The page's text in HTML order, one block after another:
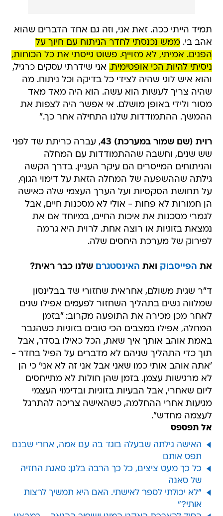
תמיד הייתי ככה. זאת אני, וזה גם אחד הדברים שהוא
אהב בי.ממש נכנסתי לחדר הניתוח עם חיוך על
הפנים. אמיתי, לא מזוייף. פשוט גייסתי את כל הכוחות,
ניסיתי להיות הכי אופטימית. אני שידרתי עסקים כרגיל,
והוא איש לוגי שהיה לצידי כל בדיקה וכל ניתוח. מה
שהיה צריך לעשות הוא עשה. הוא היה מאד מאד
מסור ולידי באופן מושלם. אי אפשר היה לצפות את
ההמשך. ההתמודדות שלנו התחילה אחר כך."
רוית (שם שמור במערכת) 43
, עברה כריתת שד לפני
שש שנים, וחשבה שההתמודדות עם המחלה
והניתוחים המייסרים הם עיקר העניין. בדרך הקשה
גילתה שההשפעה של המחלה הזאת על דימוי הגוף,
על תחושת הסקסיות ועל הערך העצמי שלה כאישה
הן חמורות לא פחות - אולי לא מסכנות חיים, אבל
לגמרי מסכנות את איכות החיים, במיוחד אם את
נמצאת בזוגיות או רוצה אחת. לרוית היא גרמה
לפירוק של מערכת היחסים שלה.
את הפייסבוק ואת האינסטגרם שלנו כבר ראית?
ד"ר שגית משולם, אחראית שחזורי שד בבלינסון
שמלווה נשים בתהליך השחזור לפעמים אפילו שנים
לאחר מכן מכירה את התופעה מקרוב: "בזמן
המחלה, אפילו במצבים הכי טובים בזוגיות כשהגבר
באמת אוהב אותך איך שאת, הכל כאילו בסדר, אבל
תוך כדי התהליך שניהם לא מדברים על הפיל בחדר -
'אתה אוהב אותי כמו שאני אבל אני זה לא אני' כי הן
לא מרגישות עצמן. בזמן שהן חולות לא מתייחסים
ליום שאחרי, אבל הבעיות בזוגיות ובדימוי העצמי
מגיעות אחרי ההחלמה, כשהאישה צריכה להתרגל
לעצמה מחדש".
אל תפספס
האישה גילתה שבעלה בוגד בה עם אמה, אחרי שבנם
תפס אותם
כל כך מעט ציצים, כל כך הרבה בלגן: סאגת החזיה
של סאנה
"לא יכולתי לספר לאישתי. האם היא תמשיך לרצות
אותי?"